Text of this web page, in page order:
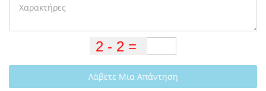
Λάβετε Μια Απάντηση